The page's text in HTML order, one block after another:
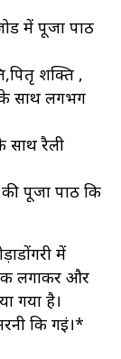
में पूजा पाठ
शक्ति ,
के साथ लगभग
साथ रैली
पूजा पाठ कि
में
लगाकर और
गया है।
कि गईं।*